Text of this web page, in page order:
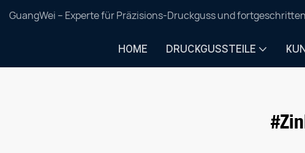
GuangWei – Experte für Präzisions-Druckguss und
HOME DRUCKGUSSTEILE